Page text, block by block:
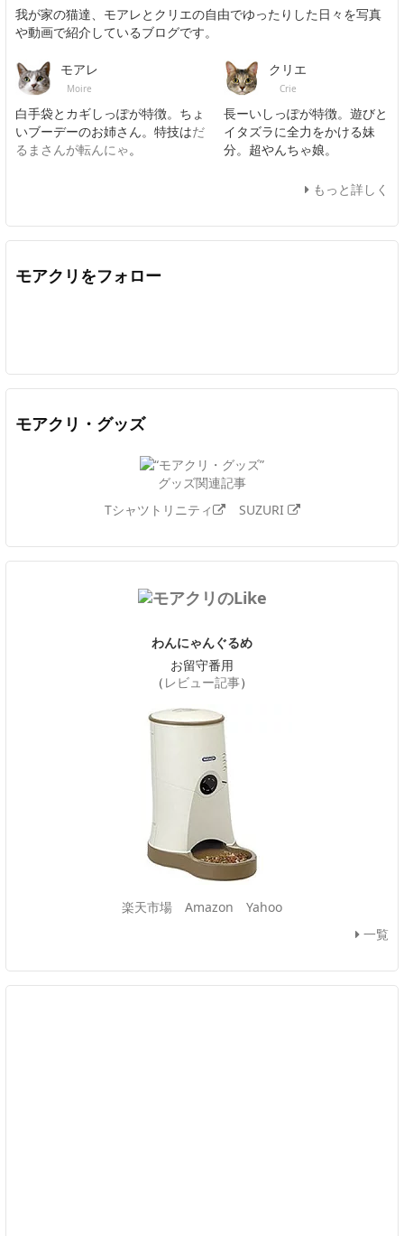
我が家の猫達、モアレとクリエの自由でゆったりした日々を写真
や動画で紹介しているブログです。
モアレ
Moire
白手袋とカギしっぽが特徴。ちょ
いブーデーのお姉さん。特技はだ
るまさんが転んにゃ。
クリエ
Crie
長ーいしっぽが特徴。遊びと
イタズラに全力をかける妹
分。超やんちゃ娘。
もっと詳しく
モアクリをフォロー
モアクリ・グッズ
グッズ関連記事
Tシャツトリニティ
SUZURI
わんにゃんぐるめ
お留守番用
（ レビュー記事）
楽天市場 Amazon
Yahoo
一覧